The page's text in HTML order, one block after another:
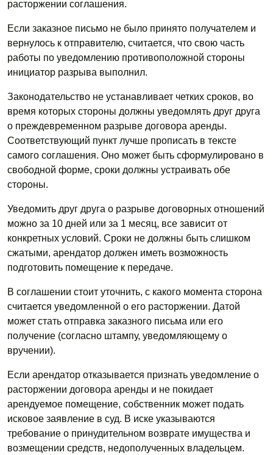
расторжении соглашения.
Если заказное письмо не было принято получателем и
вернулось к отправителю, считается, что свою часть
работы по уведомлению противоположной стороны
инициатор разрыва выполнил.
Законодательство не устанавливает четких сроков, во
время которых стороны должны уведомлять друг друга
о преждевременном разрыве договора аренды.
Соответствующий пункт лучше прописать в тексте
самого соглашения. Оно может быть сформулировано в
свободной форме, сроки должны устраивать обе
стороны.
Уведомить друг друга о разрыве договорных отношений
можно за 10 дней или за 1 месяц, все зависит от
конкретных условий. Сроки не должны быть слишком
сжатыми, арендатор должен иметь возможность
подготовить помещение к передаче.
В соглашении стоит уточнить, с какого момента сторона
считается уведомленной о его расторжении. Датой
может стать отправка заказного письма или его
получение (согласно штампу, уведомляющему о
вручении).
Если арендатор отказывается признать уведомление о
расторжении договора аренды и не покидает
арендуемое помещение, собственник может подать
исковое заявление в суд. В иске указываются
требование о принудительном возврате имущества и
возмещении средств, недополученных владельцем.